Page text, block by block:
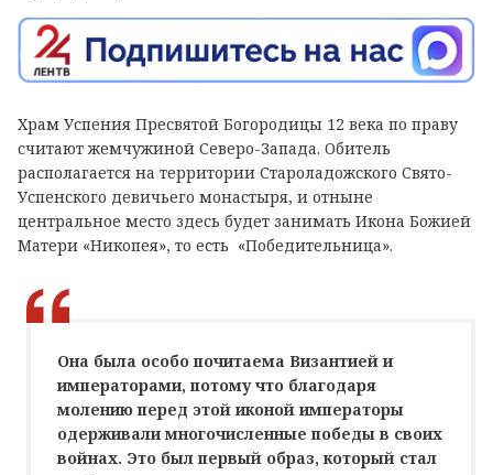
Храм Успения Пресвятой Богородицы 12 века по праву
считают жемчужиной Северо-Запада. Обитель
располагается на территории Староладожского Свято-
Успенского девичьего монастыря, и отныне
центральное место здесь будет занимать Икона Божией
Матери «Никопея», то есть «Победительница».
Она была особо почитаема Византией и
императорами, потому что благодаря
молению перед этой иконой императоры
одерживали многочисленные победы в своих
войнах. Это был первый образ, который стал